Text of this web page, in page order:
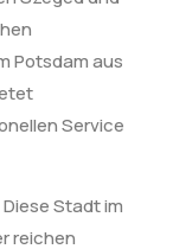
Potsdam aus
Service
Stadt im
reichen